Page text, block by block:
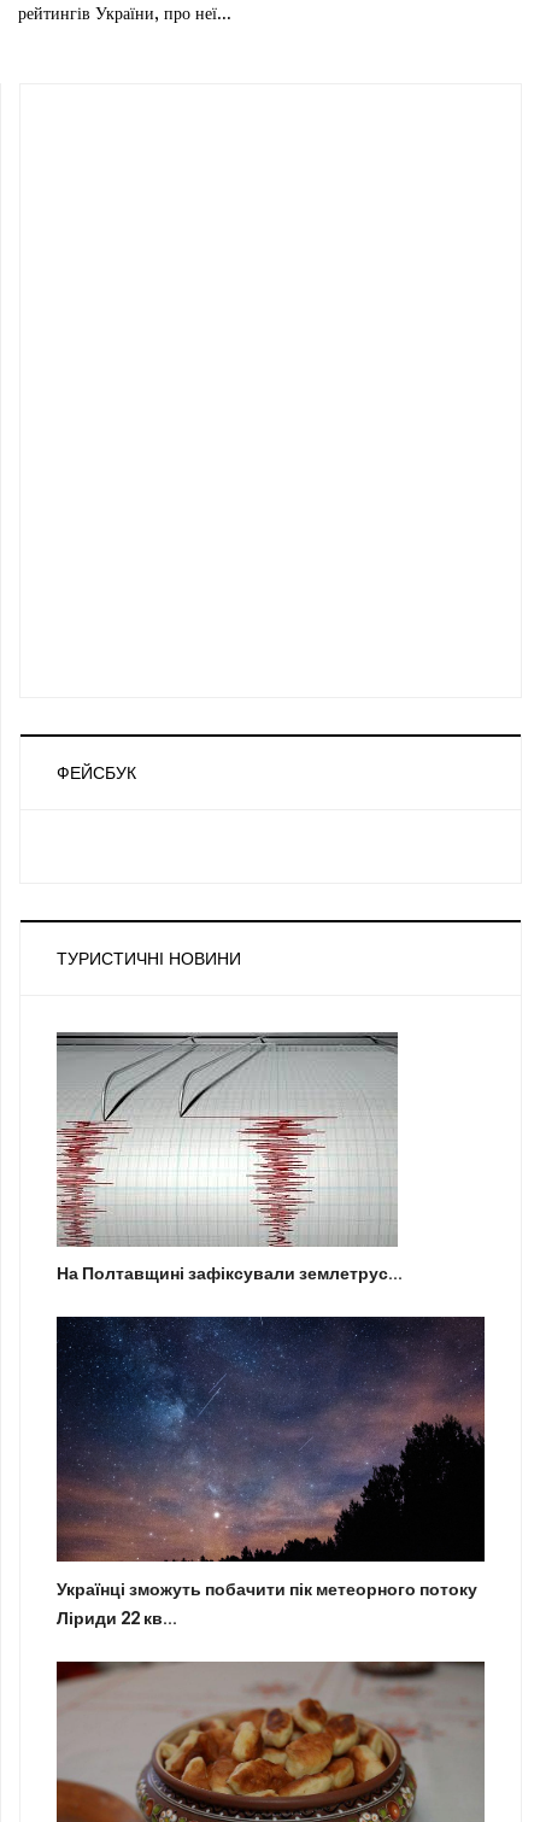
рейтингів України, про неї...
ФЕЙСБУК
ТУРИСТИЧНІ НОВИНИ
На Полтавщині зафіксували землетрус...
Українці зможуть побачити пік метеорного потоку
Ліриди 22 кв...